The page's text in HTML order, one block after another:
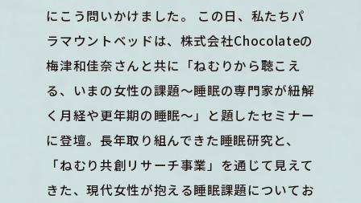
にこう問いかけました。 この日、私たちパ
ラマウントベッドは、株式会社Chocolateの
梅津和佳奈さんと共に「ねむりから聴こえ
る、いまの女性の課題〜睡眠の専門家が紐解
く月経や更年期の睡眠〜」と題したセミナー
に登壇。長年取り組んできた睡眠研究と、
「ねむり共創リサーチ事業」を通じて見えて
きた、現代女性が抱える睡眠課題についてお